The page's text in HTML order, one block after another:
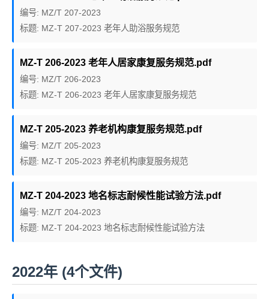
编号: MZ/T 207-2023
标题: MZ-T 207-2023 老年人助浴服务规范
MZ-T 206-2023 老年人居家康复服务规范.pdf
编号: MZ/T 206-2023
标题: MZ-T 206-2023 老年人居家康复服务规范
MZ-T 205-2023 养老机构康复服务规范.pdf
编号: MZ/T 205-2023
标题: MZ-T 205-2023 养老机构康复服务规范
MZ-T 204-2023 地名标志耐候性能试验方法.pdf
编号: MZ/T 204-2023
标题: MZ-T 204-2023 地名标志耐候性能试验方法
2022年 (4个文件)